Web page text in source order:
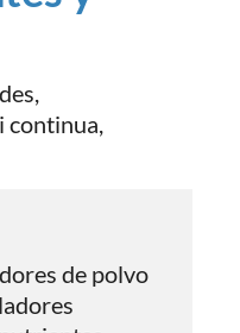
continua,
de polvo